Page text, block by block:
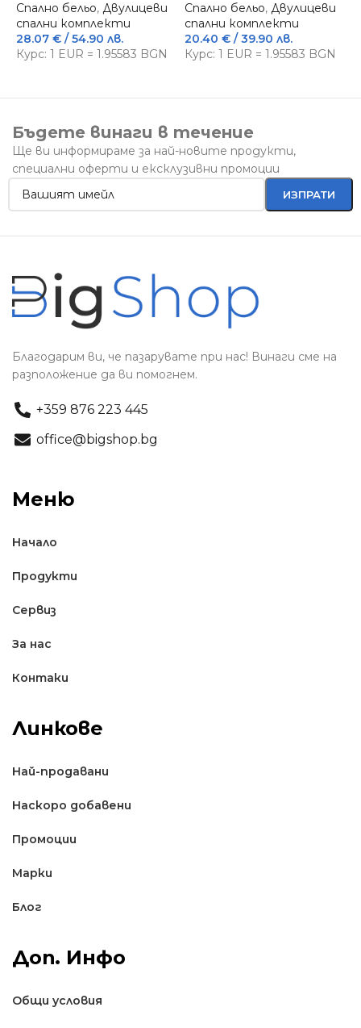
Спално бельо, Двулицеви
спални комплекти
28.07 € / 54.90 лв.
Курс: 1 EUR = 1.95583 BGN
Спално бельо, Двулицеви
спални комплекти
20.40 €/ 39.90 лв.
Курс: 1 EUR = 1.95583 BGN
Бъдете винаги в течение
Ще ви информираме за най-новите продукти,
специални оферти и ексклузивни промоции
Благодарим ви, че пазарувате при нас! Винаги сме на
разположение да ви помогнем.
+359 876 223 445
office@bigshop.bg
Меню
Начало
Продукти
Сервиз
За нас
Контаки
Линкове
Най-продавани
Наскоро добавени
Промоции
Марки
Блог
Доп. Инфо
Общи условия